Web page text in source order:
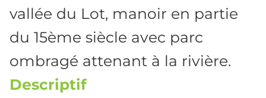
vallée du Lot, manoir en partie
du 15ème siècle avec parc
ombragé attenant à la rivière.
Descriptif